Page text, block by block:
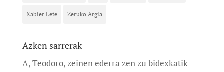
Xabier Lete Zeruko Argia
Azken sarrerak
A, Teodoro, zeinen ederra zen zu bidexkatik